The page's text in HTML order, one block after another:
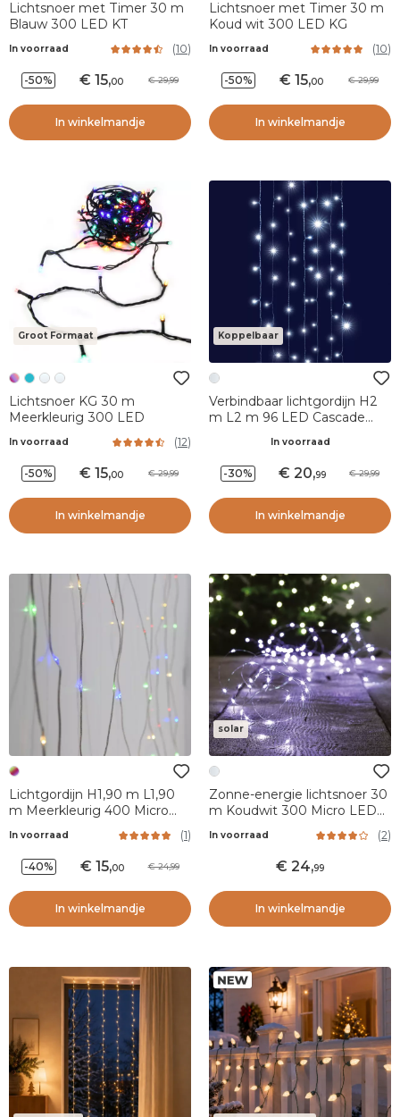
Lichtsnoer met Timer 30 m
Blauw 300 LED KT
In voorraad (10)
-50% 15,00 29,99
In winkelmandje
Lichtsnoer met Timer 30 m
Koud wit 300 LED KG
In voorraad (10)
-50% 15,00 29,99
In winkelmandje
Groot Formaat
Lichtsnoer KG 30 m
Meerkleurig 300 LED
In voorraad (12)
-50% 15,00 29,99
In winkelmandje
Koppelbaar
Verbindbaar lichtgordijn H2
m L2 m 96 LED Cascade
In voorraad
-30% 20,99 29,99
In winkelmandje
Lichtgordijn H1,90 m L1,90
m Meerkleurig 400 Micro
In voorraad (1)
-40% 15,00 24,99
In winkelmandje
solar
Zonne-energie lichtsnoer 30
m Koudwit 300 Micro LED
In voorraad (2)
24,99
In winkelmandje